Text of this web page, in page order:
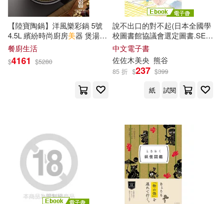
（美）歐內斯特·海明威(88)
アテナ映像 E-BOOK SERIES(85)
秋本治(85) 美內鈴惠(85)
チェリーズ(84) 美園和花(83)
ﾒﾃﾞｨｱｻﾌﾟﾗｲ(82) バルタン(81)
（美）亨德里克·威廉·房龍(80)
中央編譯出版社(655)
中國華僑出版社(654)
新世界出版社(634)
江西教育出版社(627)
吉林出版集團有限責任公司(613)
【陸寶陶鍋】洋風樂彩鍋 5號
4.5L 繽紛時尚廚房美器 煲湯燉
鍋 鎖住水份留住美味加州
餐廚生活
$4161 $5280
說不出口的對不起(日本全國學
校圖書館協議會選定圖書.SEL
情緒教育讀本 ) (電子書)
中文電子書
佐佐木美央 熊谷
85 折 $237 $399
紙
試閱